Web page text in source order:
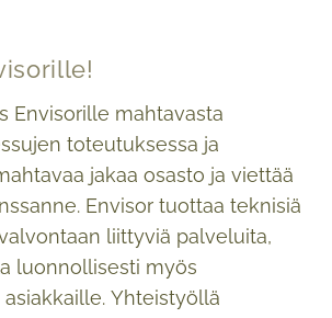
Envisorille mahtavasta
toteutuksessa ja
jakaa osasto ja viettää
Envisor tuottaa teknisiä
liittyviä palveluita,
luonnollisesti myös
asiakkaille. Yhteistyöllä